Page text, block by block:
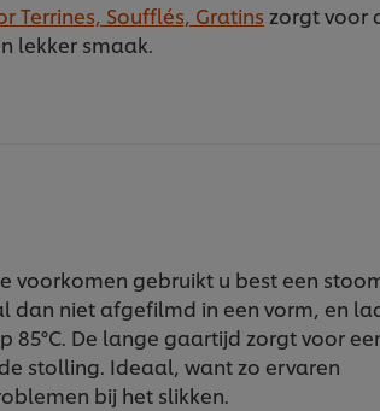
Terrines, Soufflés, Gratins zorgt voor
lekker smaak.
voorkomen gebruikt u best een
dan niet afgefilmd in een vorm, en
85°C. De lange gaartijd zorgt voor
stolling. Ideaal, want zo ervaren
bij het slikken.